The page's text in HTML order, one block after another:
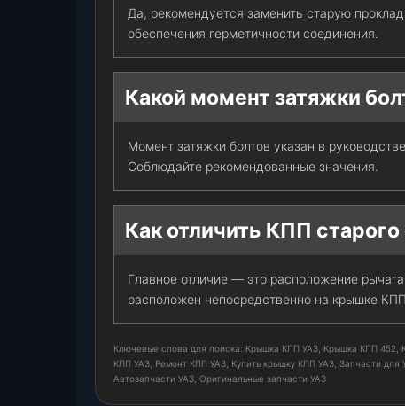
Да, рекомендуется заменить старую
обеспечения герметичности соединения.
Какой момент затяжки
Момент затяжки болтов указан в
Соблюдайте рекомендованные значения.
Как отличить КПП старого
Главное отличие — это расположение
расположен непосредственно на крышке
Ключевые слова для поиска: Крышка КПП УАЗ, Крышка КПП 452,
КПП УАЗ, Ремонт КПП УАЗ, Купить крышку КПП УАЗ, Запчасти для
Автозапчасти УАЗ, Оригинальные запчасти УАЗ